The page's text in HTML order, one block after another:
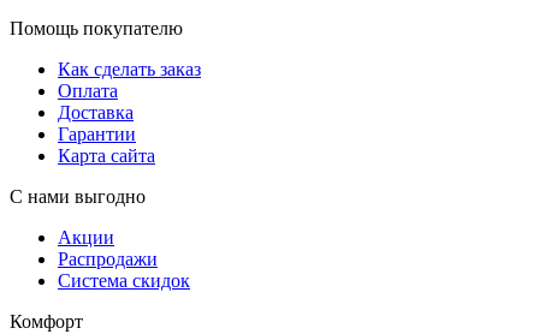
Помощь покупателю
Как сделать заказ
Оплата
Доставка
Гарантии
Карта сайта
С нами выгодно
Акции
Распродажи
Система скидок
Комфорт